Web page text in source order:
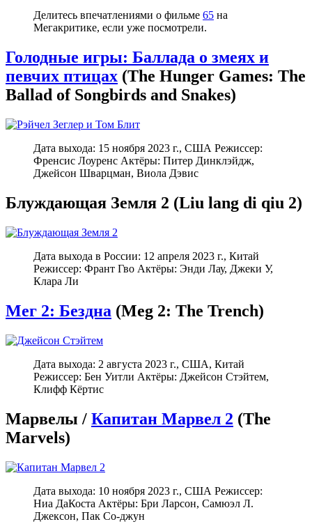
Делитесь впечатлениями о фильме 65 на
Мегакритике, если уже посмотрели.
Голодные игры: Баллада о змеях и
певчих птицах (The Hunger Games: The
Ballad of Songbirds and Snakes)
Дата выхода: 15 ноября 2023 г., США Режиссер:
Френсис Лоуренс Актёры: Питер Динклэйдж,
Джейсон Шварцман, Виола Дэвис
Блуждающая Земля 2 (Liu lang di qiu 2)
Дата выхода в России: 12 апреля 2023 г., Китай
Режиссер: Франт Гво Актёры: Энди Лау, Джеки У,
Клара Ли
Мег 2: Бездна (Meg 2: The Trench)
Дата выхода: 2 августа 2023 г., США, Китай
Режиссер: Бен Уитли Актёры: Джейсон Стэйтем,
Клифф Кёртис
Марвелы / Капитан Марвел 2 (The
Marvels)
Дата выхода: 10 ноября 2023 г., США Режиссер:
Ниа ДаКоста Актёры: Бри Ларсон, Самюэл Л.
Джексон, Пак Со-джун